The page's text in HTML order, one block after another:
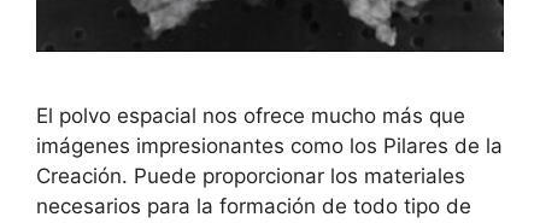
El polvo espacial nos ofrece mucho más que
imágenes impresionantes como los Pilares de la
Creación. Puede proporcionar los materiales
necesarios para la formación de todo tipo de